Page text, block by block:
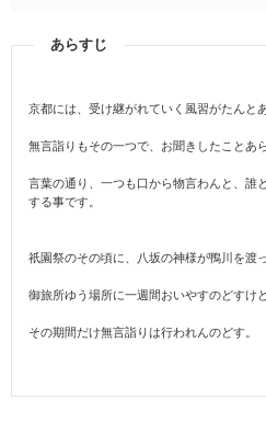
あらすじ
京都には、受け継がれていく風習がたんと
無言詣りもその一つで、お聞きしたことあ
言葉の通り、一つも口から物言わんと、誰
する事です。
祇園祭のその頃に、八坂の神様が鴨川を渡
御旅所ゆう場所に一週間おいやすのどすけど
その期間だけ無言詣りは行われんのどす。